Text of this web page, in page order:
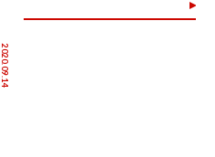
2020.09.14